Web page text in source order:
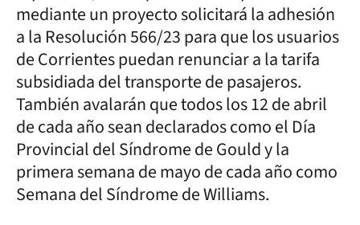
mediante un proyecto solicitará la adhesión
a la Resolución 566/23 para que los usuarios
de Corrientes puedan renunciar a la tarifa
subsidiada del transporte de pasajeros.
También avalarán que todos los 12 de abril
de cada año sean declarados como el Día
Provincial del Síndrome de Gould y la
primera semana de mayo de cada año como
Semana del Síndrome de Williams.